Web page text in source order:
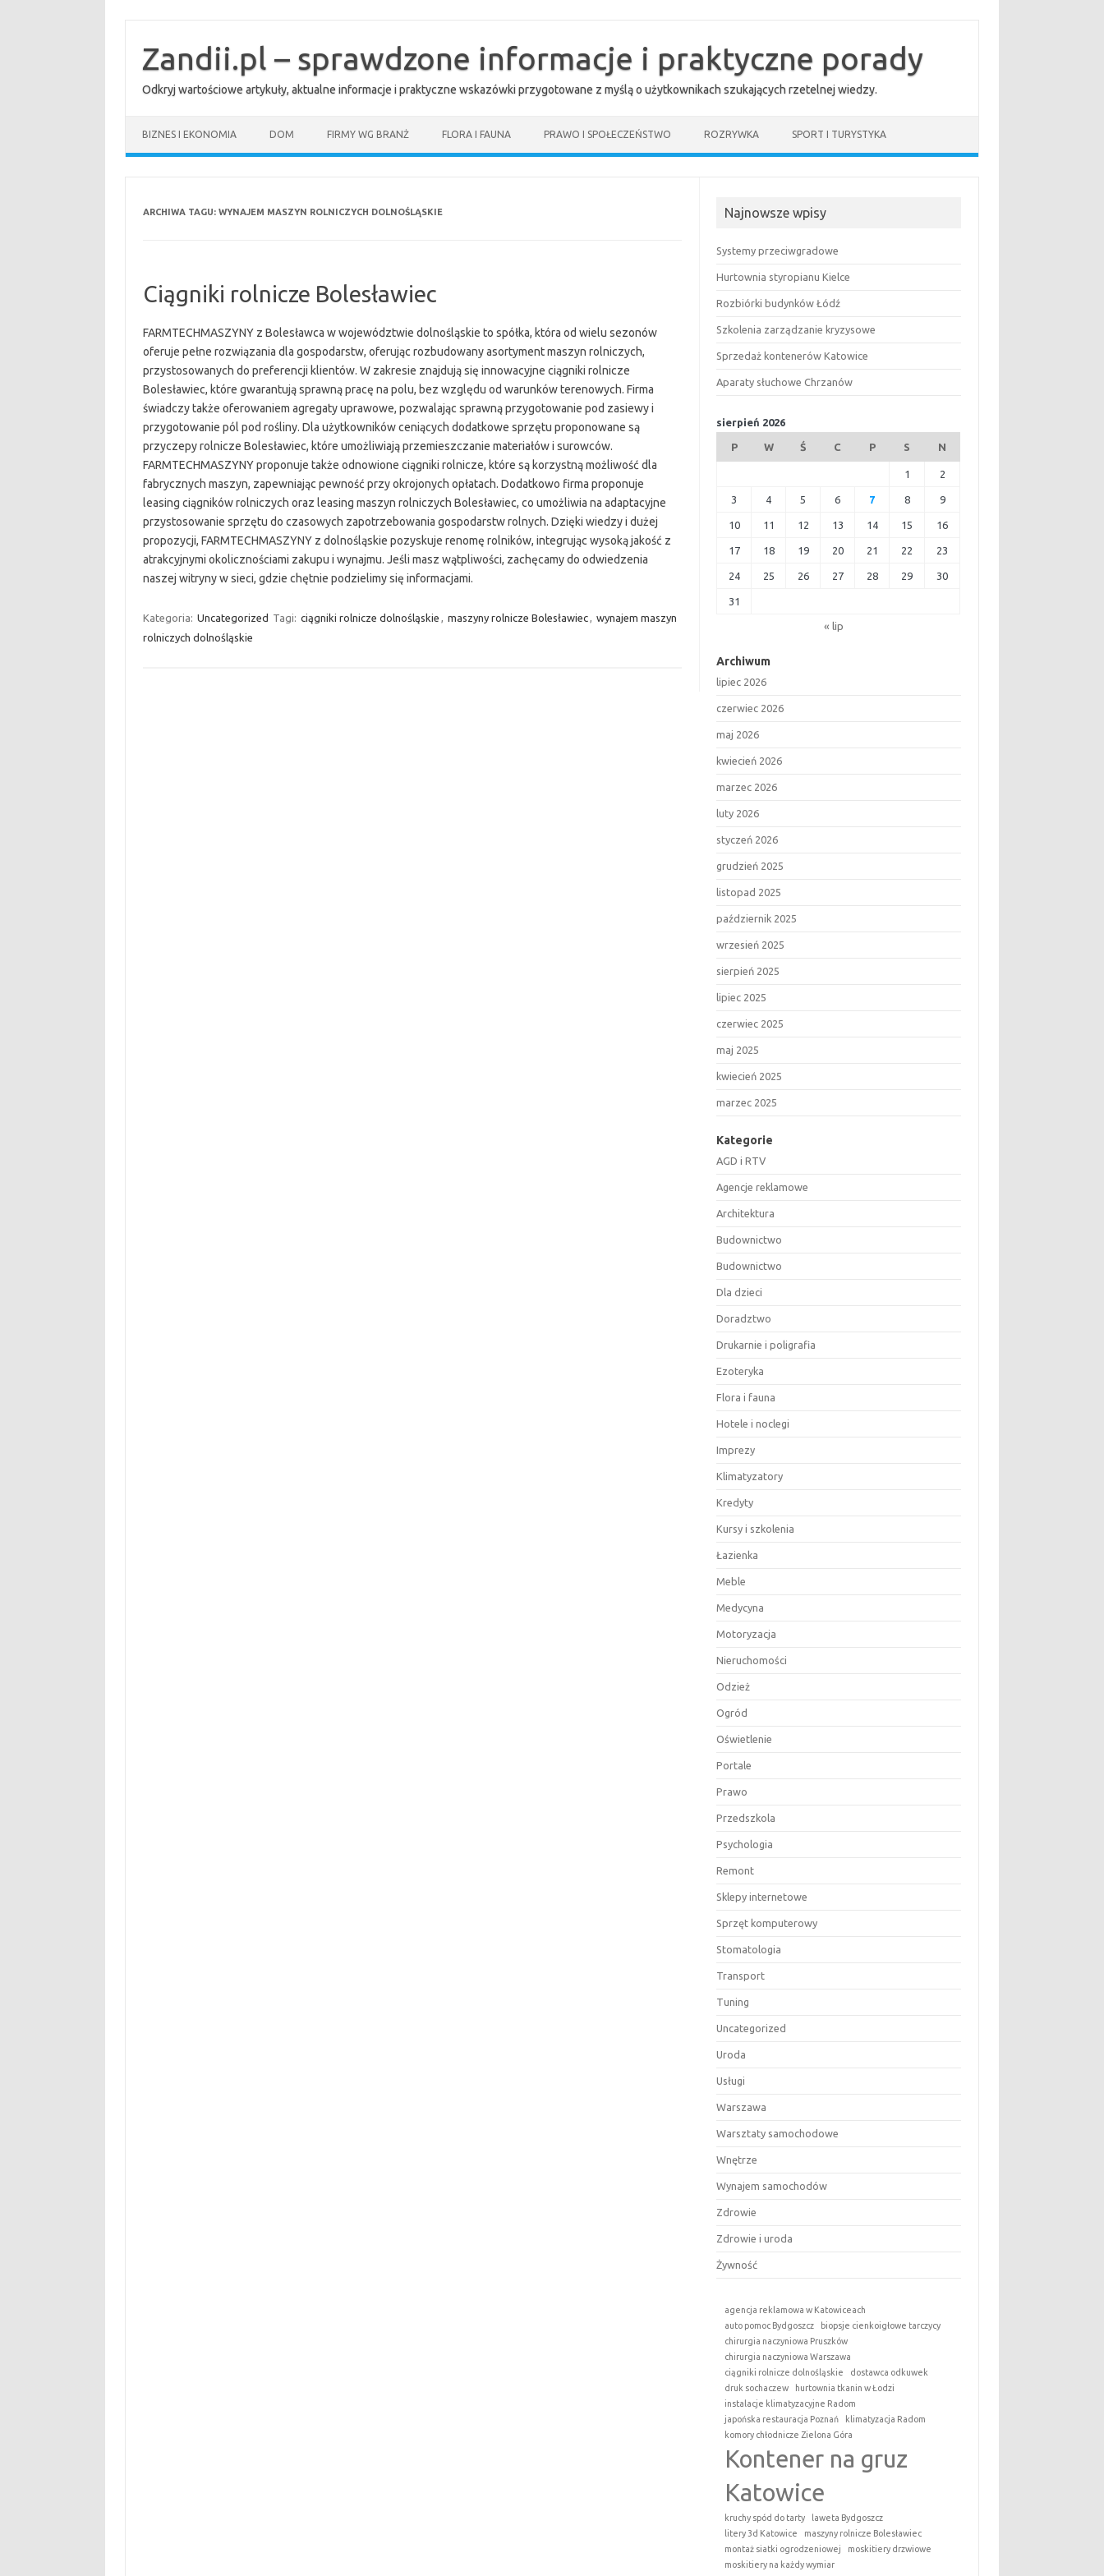
treściZandii.pl – sprawdzone informacje i praktyczne porady
Odkryj wartościowe artykuły, aktualne informacje i praktyczne wskazówki przygotowane z myślą o użytkownikach szukających rzetelnej wiedzy.
BIZNES I EKONOMIA DOM FIRMY WG BRANŻ FLORA I FAUNA PRAWO I SPOŁECZEŃSTWO ROZRYWKA SPORT I TURYSTYKA
ARCHIWA TAGU: WYNAJEM MASZYN ROLNICZYCH DOLNOŚLĄSKIE
Ciągniki rolnicze Bolesławiec
FARMTECHMASZYNY z Bolesławca w województwie dolnośląskie to spółka, która od wielu sezonów
oferuje pełne rozwiązania dla gospodarstw, oferując rozbudowany asortyment maszyn rolniczych,
przystosowanych do preferencji klientów. W zakresie znajdują się innowacyjne ciągniki rolnicze
Bolesławiec, które gwarantują sprawną pracę na polu, bez względu od warunków terenowych. Firma
świadczy także oferowaniem agregaty uprawowe, pozwalając sprawną przygotowanie pod zasiewy i
przygotowanie pól pod rośliny. Dla użytkowników ceniących dodatkowe sprzętu proponowane są
przyczepy rolnicze Bolesławiec, które umożliwiają przemieszczanie materiałów i surowców.
FARMTECHMASZYNY proponuje także odnowione ciągniki rolnicze, które są korzystną możliwość dla
fabrycznych maszyn, zapewniając pewność przy okrojonych opłatach. Dodatkowo firma proponuje
leasing ciągników rolniczych oraz leasing maszyn rolniczych Bolesławiec, co umożliwia na adaptacyjne
przystosowanie sprzętu do czasowych zapotrzebowania gospodarstw rolnych. Dzięki wiedzy i dużej
propozycji, FARMTECHMASZYNY z dolnośląskie pozyskuje renomę rolników, integrując wysoką jakość z
atrakcyjnymi okolicznościami zakupu i wynajmu. Jeśli masz wątpliwości, zachęcamy do odwiedzenia
naszej witryny w sieci, gdzie chętnie podzielimy się informacjami.
Kategoria: Uncategorized Tagi: ciągniki rolnicze dolnośląskie , maszyny rolnicze Bolesławiec, wynajem maszyn
rolniczych dolnośląskie
Najnowsze wpisy
Systemy przeciwgradowe
Hurtownia styropianu Kielce
Rozbiórki budynków Łódź
Szkolenia zarządzanie kryzysowe
Sprzedaż kontenerów Katowice
Aparaty słuchowe Chrzanów
sierpień 2026
P W Ś C P S N
1 2
3 4 5 6 7 8 9
10 11 12 13 14 15 16
17 18 19 20 21 22 23
24 25 26 27 28 29 30
31
« lip
Archiwum
lipiec 2026
czerwiec 2026
maj 2026
kwiecień 2026
marzec 2026
luty 2026
styczeń 2026
grudzień 2025
listopad 2025
październik 2025
wrzesień 2025
sierpień 2025
lipiec 2025
czerwiec 2025
maj 2025
kwiecień 2025
marzec 2025
Kategorie
AGD i RTV
Agencje reklamowe
Architektura
Budownictwo
Budownictwo
Dla dzieci
Doradztwo
Drukarnie i poligrafia
Ezoteryka
Flora i fauna
Hotele i noclegi
Imprezy
Klimatyzatory
Kredyty
Kursy i szkolenia
Łazienka
Meble
Medycyna
Motoryzacja
Nieruchomości
Odzież
Ogród
Oświetlenie
Portale
Prawo
Przedszkola
Psychologia
Remont
Sklepy internetowe
Sprzęt komputerowy
Stomatologia
Transport
Tuning
Uncategorized
Uroda
Usługi
Warszawa
Warsztaty samochodowe
Wnętrze
Wynajem samochodów
Zdrowie
Zdrowie i uroda
Żywność
agencja reklamowa w Katowiceach
auto pomoc Bydgoszcz
biopsje cienkoigłowe tarczycy
chirurgia naczyniowa Pruszków
chirurgia naczyniowa Warszawa
ciągniki rolnicze dolnośląskie
dostawca odkuwek
druk sochaczew
hurtownia tkanin w Łodzi
instalacje klimatyzacyjne Radom
japońska restauracja Poznań
klimatyzacja Radom
komory chłodnicze Zielona Góra
Kontener na gruz
Katowice
kruchy spód do tarty
laweta Bydgoszcz
litery 3d Katowice
maszyny rolnicze Bolesławiec
montaż siatki ogrodzeniowej
moskitiery drzwiowe
moskitiery na każdy wymiar